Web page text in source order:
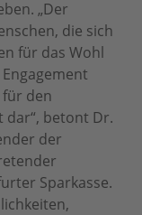
„Der
die sich
für das Wohl
den
dar“, betont Dr.
der
Sparkasse.